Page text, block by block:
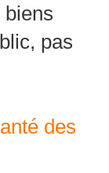
pas
des